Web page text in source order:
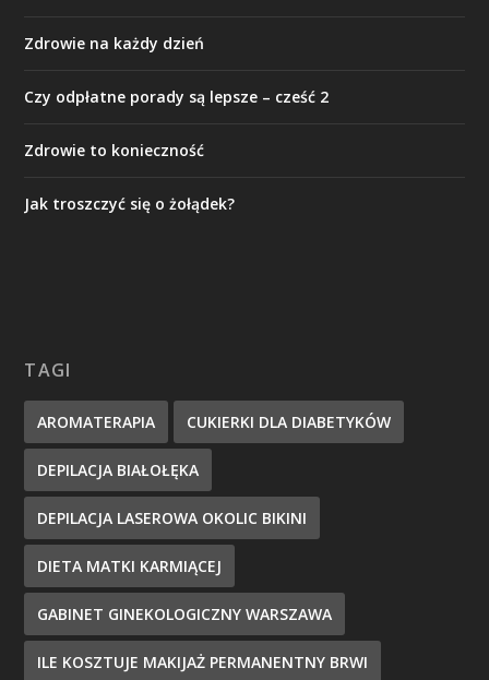
Zdrowie na każdy dzień
Czy odpłatne porady są lepsze – cześć 2
Zdrowie to konieczność
Jak troszczyć się o żołądek?
TAGI
AROMATERAPIA CUKIERKI DLA DIABETYKÓW
DEPILACJA BIAŁOŁĘKA
DEPILACJA LASEROWA OKOLIC BIKINI
DIETA MATKI KARMIĄCEJ
GABINET GINEKOLOGICZNY WARSZAWA
ILE KOSZTUJE MAKIJAŻ PERMANENTNY BRWI